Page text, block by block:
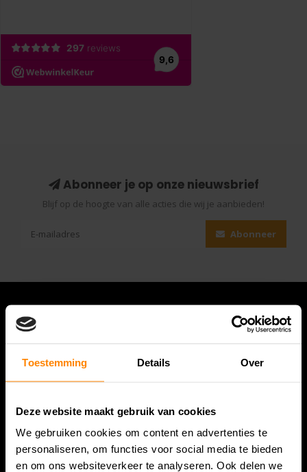
Toestemming Details Over
Deze website maakt gebruik van cookies
We gebruiken cookies om content en advertenties te
personaliseren, om functies voor social media te bieden
en om ons websiteverkeer te analyseren. Ook delen we
Abonneer je op onze nieuwsbrief
Blijf op de hoogte van alle acties die wij je aanbieden!
Abonneer
Bespanracket.nl is dé racketspecialist van Lelystad en
omstreken.